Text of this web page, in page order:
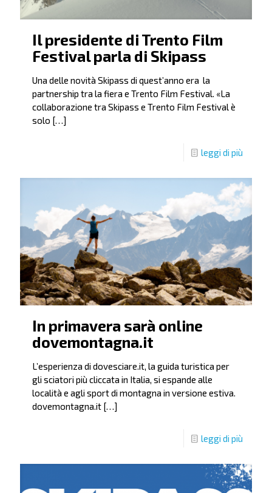
Il presidente di Trento Film
Festival parla di Skipass
Una delle novità Skipass di quest’anno era la
partnership tra la fiera e Trento Film Festival. «La
collaborazione tra Skipass e Trento Film Festival è
solo […]
leggi di più
In primavera sarà online
dovemontagna.it
L’esperienza di dovesciare.it, la guida turistica per
gli sciatori più cliccata in Italia, si espande alle
località e agli sport di montagna in versione estiva.
dovemontagna.it […]
leggi di più